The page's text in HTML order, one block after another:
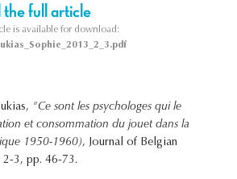
the full article
is available for download:
"Ce sont les psychologes qui le
et consommation du jouet dans la
1950-1960), Journal of Belgian
3, pp. 46-73.